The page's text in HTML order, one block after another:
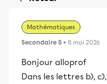
Mathématiques
Secondaire 5 • 8 mai 2026
Bonjour alloprof
Dans les lettres b),